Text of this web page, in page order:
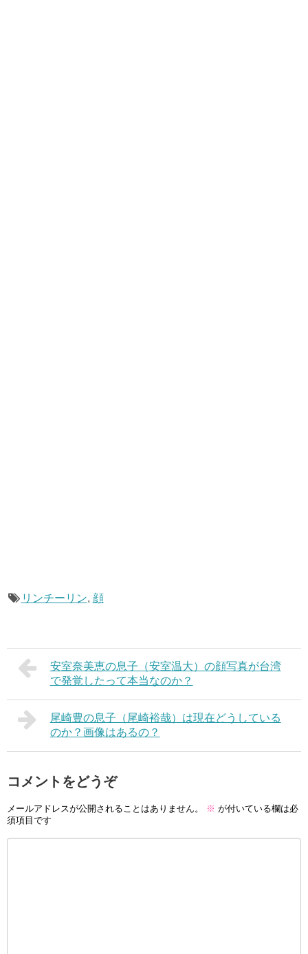
リンチーリン, 顔
安室奈美恵の息子（安室温大）の顔写真が台湾
で発覚したって本当なのか？
尾崎豊の息子（尾崎裕哉）は現在どうしている
のか？画像はあるの？
コメントをどうぞ
メールアドレスが公開されることはありません。 ※ が付いている欄は必
須項目です